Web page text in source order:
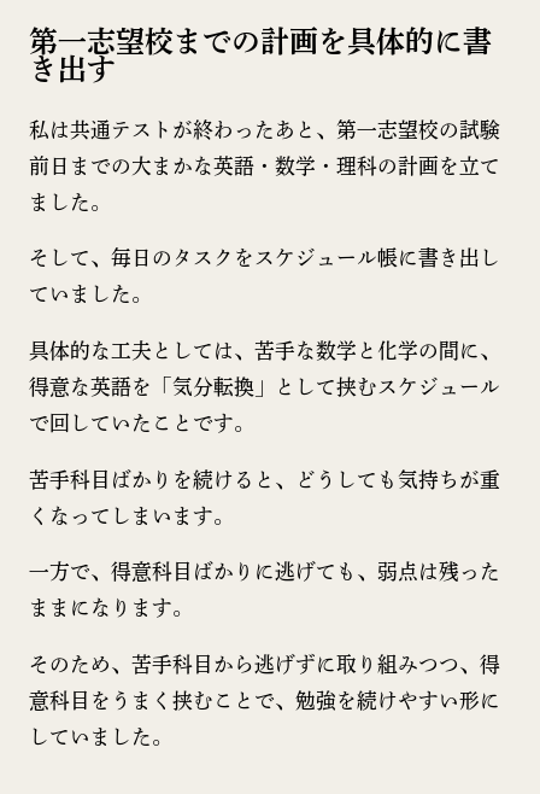
第一志望校までの計画を具体的に書
き出す
私は共通テストが終わったあと、第一志望校の試験
前日までの大まかな英語・数学・理科の計画を立て
ました。
そして、毎日のタスクをスケジュール帳に書き出し
ていました。
具体的な工夫としては、苦手な数学と化学の間に、
得意な英語を「気分転換」として挟むスケジュール
で回していたことです。
苦手科目ばかりを続けると、どうしても気持ちが重
くなってしまいます。
一方で、得意科目ばかりに逃げても、弱点は残った
ままになります。
そのため、苦手科目から逃げずに取り組みつつ、得
意科目をうまく挟むことで、勉強を続けやすい形に
していました。